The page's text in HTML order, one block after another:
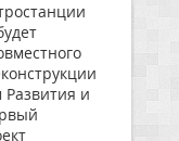
Развития и